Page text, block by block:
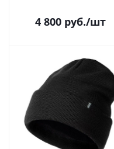
4 800 руб./шт